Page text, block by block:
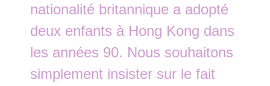
nationalité britannique a adopté
deux enfants à Hong Kong dans
les années 90. Nous souhaitons
simplement insister sur le fait